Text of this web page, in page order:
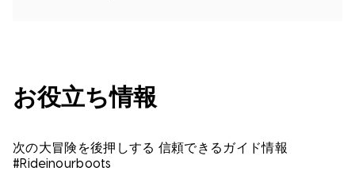
お役立ち情報
次の大冒険を後押しする 信頼できるガイド情報
#Rideinourboots